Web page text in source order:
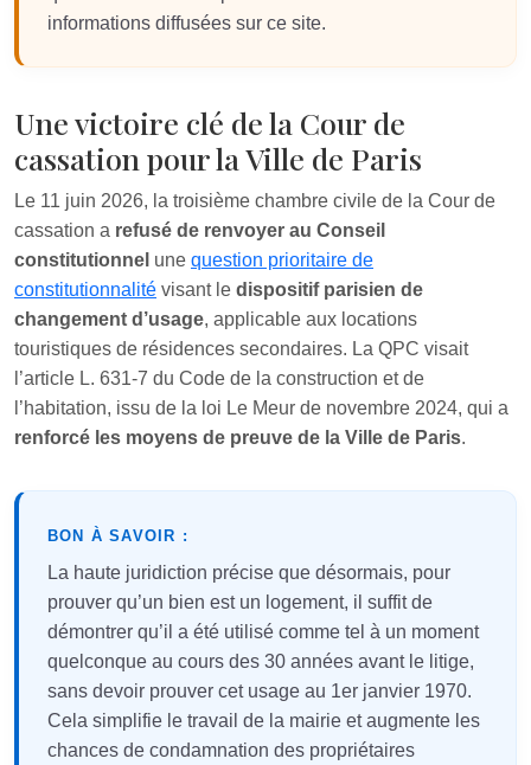
informations diffusées sur ce site.
Une victoire clé de la Cour de
cassation pour la Ville de Paris
Le 11 juin 2026, la troisième chambre civile de la Cour de
cassation a refusé de renvoyer au Conseil
constitutionnel une question prioritaire de
constitutionnalité visant le dispositif parisien de
changement d’usage, applicable aux locations
touristiques de résidences secondaires. La QPC visait
l’article L. 631-7 du Code de la construction et de
l’habitation, issu de la loi Le Meur de novembre 2024, qui a
renforcé les moyens de preuve de la Ville de Paris.
BON À SAVOIR :
La haute juridiction précise que désormais, pour
prouver qu’un bien est un logement, il suffit de
démontrer qu’il a été utilisé comme tel à un moment
quelconque au cours des 30 années avant le litige,
sans devoir prouver cet usage au 1er janvier 1970.
Cela simplifie le travail de la mairie et augmente les
chances de condamnation des propriétaires